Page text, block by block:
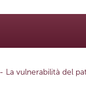
La vulnerabilità del